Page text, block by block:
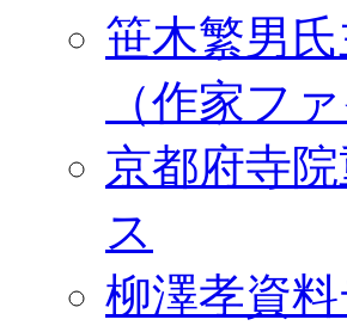
笹木繁男
（作家フ
京都府寺
ス
柳澤孝資